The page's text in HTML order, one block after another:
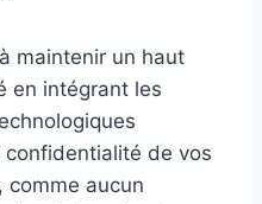
maintenir un haut
en intégrant les
confidentialité de vos
comme aucun